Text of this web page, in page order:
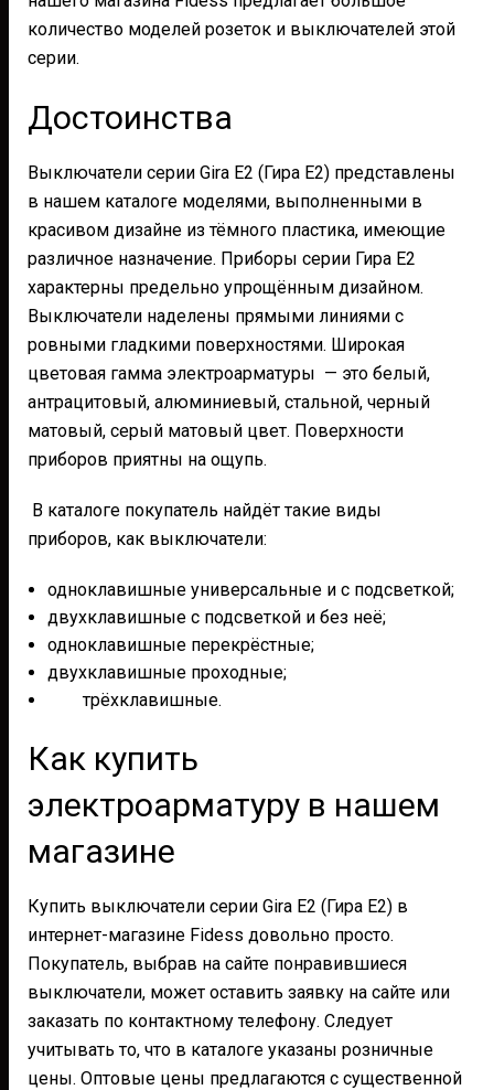
количество моделей розеток и выключателей этой
серии.
Достоинства
Выключатели серии Gira E2 (Гира Е2) представлены
в нашем каталоге моделями, выполненными в
красивом дизайне из тёмного пластика, имеющие
различное назначение. Приборы серии Гира Е2
характерны предельно упрощённым дизайном.
Выключатели наделены прямыми линиями с
ровными гладкими поверхностями. Широкая
цветовая гамма электроарматуры — это белый,
антрацитовый, алюминиевый, стальной, черный
матовый, серый матовый цвет. Поверхности
приборов приятны на ощупь.
В каталоге покупатель найдёт такие виды
приборов, как выключатели:
одноклавишные универсальные и с подсветкой;
двухклавишные с подсветкой и без неё;
одноклавишные перекрёстные;
двухклавишные проходные;
трёхклавишные.
Как купить
электроарматуру в нашем
магазине
Купить выключатели серии Gira E2 (Гира Е2) в
интернет-магазине Fidess довольно просто.
Покупатель, выбрав на сайте понравившиеся
выключатели, может оставить заявку на сайте или
заказать по контактному телефону. Следует
учитывать то, что в каталоге указаны розничные
цены. Оптовые цены предлагаются с существенной